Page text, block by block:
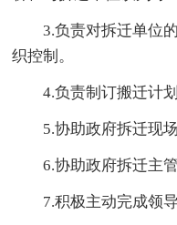
3.负责对拆迁单位的
织控制。
4.负责制订搬迁计划
5.协助政府拆迁现场
6.协助政府拆迁主管
7.积极主动完成领导